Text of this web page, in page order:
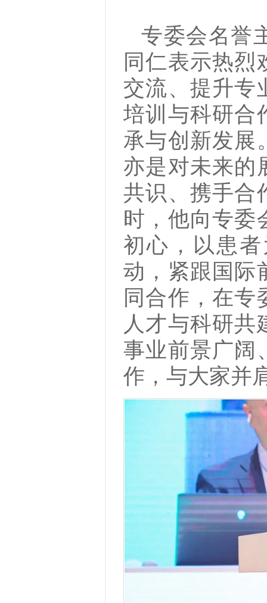
专委会名誉
同仁表示热烈
交流、提升专
培训与科研合
承与创新发展
亦是对未来的
共识、携手合
时，他向专委
初心，以患
动，紧跟国际
同合作，在专
人才与科研共
事业前景广阔
作，与大家并